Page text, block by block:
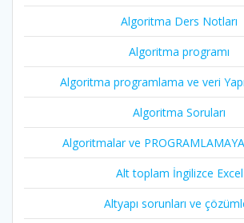
Algoritma Ders Notları
Algoritma programı
Algoritma programlama ve veri
Algoritma Soruları
Algoritmalar ve
Alt toplam İngilizce Excel
Altyapı sorunları ve